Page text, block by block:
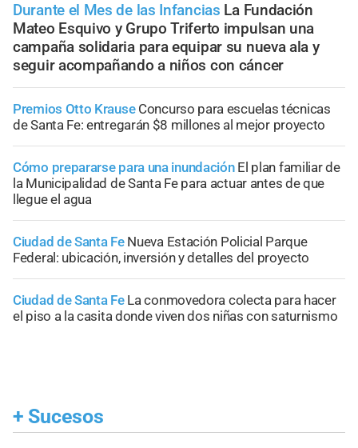
Durante el Mes de las Infancias La Fundación
Mateo Esquivo y Grupo Triferto impulsan una
campaña solidaria para equipar su nueva ala y
seguir acompañando a niños con cáncer
Premios Otto Krause Concurso para escuelas técnicas
de Santa Fe: entregarán $8 millones al mejor proyecto
Cómo prepararse para una inundación El plan familiar de
la Municipalidad de Santa Fe para actuar antes de que
llegue el agua
Ciudad de Santa Fe Nueva Estación Policial Parque
Federal: ubicación, inversión y detalles del proyecto
Ciudad de Santa Fe La conmovedora colecta para hacer
el piso a la casita donde viven dos niñas con saturnismo
+ Sucesos